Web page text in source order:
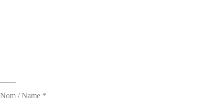
Nom / Name *